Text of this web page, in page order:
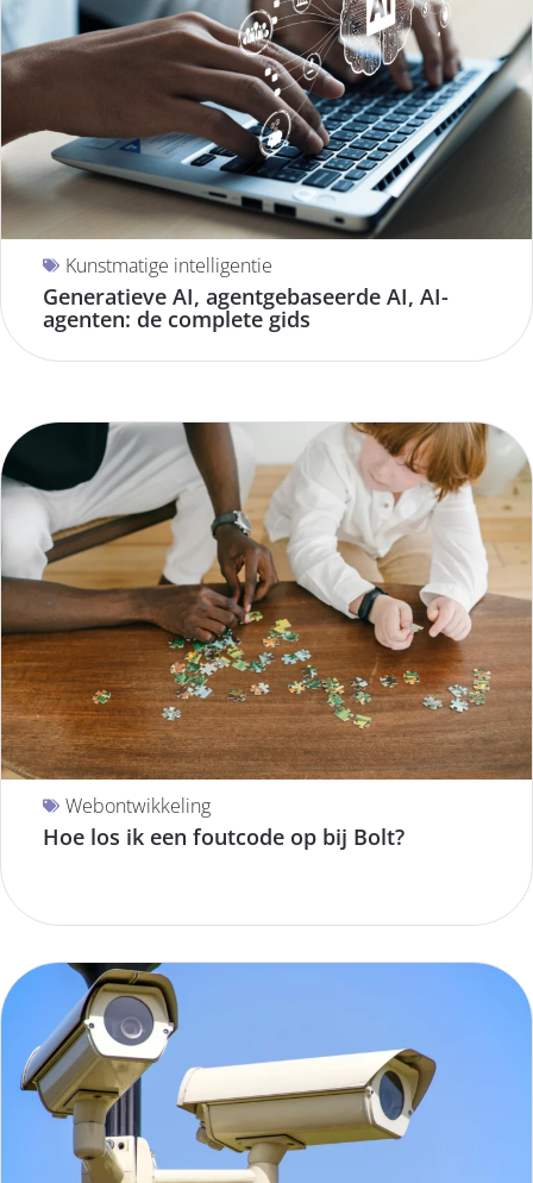
Kunstmatige intelligentie
Generatieve AI, agentgebaseerde AI, AI-
agenten: de complete gids
Webontwikkeling
Hoe los ik een foutcode op bij Bolt?